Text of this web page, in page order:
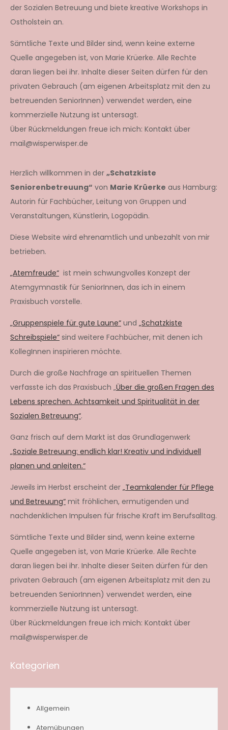
der Sozialen Betreuung und biete kreative Workshops in
Ostholstein an.
Sämtliche Texte und Bilder sind, wenn keine externe
Quelle angegeben ist, von Marie Krüerke. Alle Rechte
daran liegen bei ihr. Inhalte dieser Seiten dürfen für den
privaten Gebrauch (am eigenen Arbeitsplatz mit den zu
betreuenden SeniorInnen) verwendet werden, eine
kommerzielle Nutzung ist untersagt.
Über Rückmeldungen freue ich mich: Kontakt über
mail@wisperwisper.de
Herzlich willkommen in der „Schatzkiste
Seniorenbetreuung“ von Marie Krüerke aus Hamburg:
Autorin für Fachbücher, Leitung von Gruppen und
Veranstaltungen, Künstlerin, Logopädin.
Diese Website wird ehrenamtlich und unbezahlt von mir
betrieben.
„Atemfreude“ ist mein schwungvolles Konzept der
Atemgymnastik für SeniorInnen, das ich in einem
Praxisbuch vorstelle.
„Gruppenspiele für gute Laune“ und „Schatzkiste
Schreibspiele“ sind weitere Fachbücher, mit denen ich
KollegInnen inspirieren möchte.
Durch die große Nachfrage an spirituellen Themen
verfasste ich das Praxisbuch „Über die großen Fragen des
Lebens sprechen. Achtsamkeit und Spiritualität in der
Sozialen Betreuung“.
Ganz frisch auf dem Markt ist das Grundlagenwerk
„Soziale Betreuung: endlich klar! Kreativ und individuell
planen und anleiten.“
Jeweils im Herbst erscheint der „Teamkalender für Pflege
und Betreuung“ mit fröhlichen, ermutigenden und
nachdenklichen Impulsen für frische Kraft im Berufsalltag.
Sämtliche Texte und Bilder sind, wenn keine externe
Quelle angegeben ist, von Marie Krüerke. Alle Rechte
daran liegen bei ihr. Inhalte dieser Seiten dürfen für den
privaten Gebrauch (am eigenen Arbeitsplatz mit den zu
betreuenden SeniorInnen) verwendet werden, eine
kommerzielle Nutzung ist untersagt.
Über Rückmeldungen freue ich mich: Kontakt über
mail@wisperwisper.de
Kategorien
Allgemein
Atemübungen